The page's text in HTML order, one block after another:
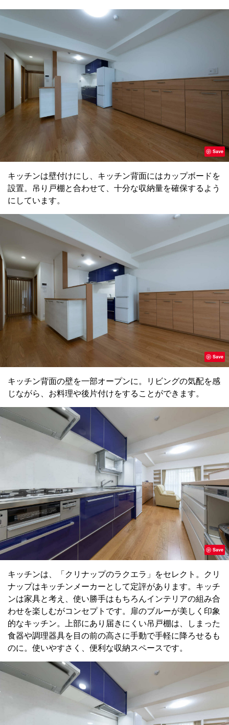
Save
キッチンは壁付けにし、キッチン背面にはカップボードを
設置。吊り戸棚と合わせて、十分な収納量を確保するよう
にしています。
Save
キッチン背面の壁を一部オープンに。リビングの気配を感
じながら、お料理や後片付けをすることができます。
Save
キッチンは、「クリナップのラクエラ」をセレクト。クリ
ナップはキッチンメーカーとして定評があります。キッチ
ンは家具と考え、使い勝手はもちろんインテリアの組み合
わせを楽しむがコンセプトです。扉のブルーが美しく印象
的なキッチン。上部にあり届きにくい吊戸棚は、しまった
食器や調理器具を目の前の高さに手動で手軽に降ろせるも
のに。使いやすさく、便利な収納スペースです。